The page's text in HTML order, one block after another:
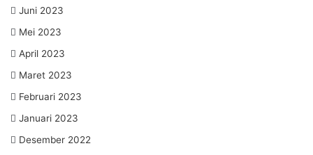
Juni 2023
Mei 2023
April 2023
Maret 2023
Februari 2023
Januari 2023
Desember 2022